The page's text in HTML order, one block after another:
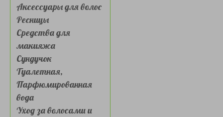
Аксессуары для волос
Ресницы
Средства для
макияжа
Сундучок
Туалетная,
Парфюмированная
вода
Уход за волосами и